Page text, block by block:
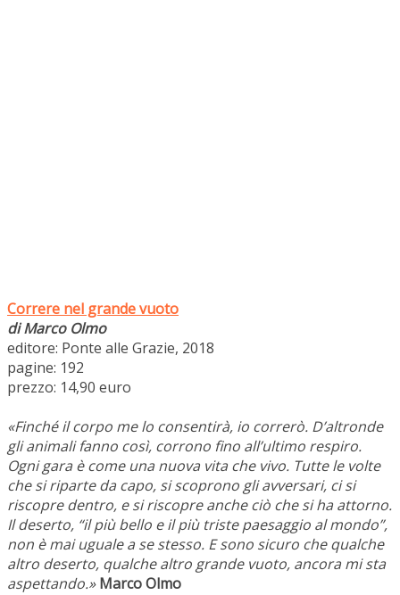
Correre nel grande vuoto
di Marco Olmo
editore: Ponte alle Grazie, 2018
pagine: 192
prezzo: 14,90 euro
«Finché il corpo me lo consentirà, io correrò. D’altronde
gli animali fanno così, corrono fino all’ultimo respiro.
Ogni gara è come una nuova vita che vivo. Tutte le volte
che si riparte da capo, si scoprono gli avversari, ci si
riscopre dentro, e si riscopre anche ciò che si ha attorno.
Il deserto, “il più bello e il più triste paesaggio al mondo”,
non è mai uguale a se stesso. E sono sicuro che qualche
altro deserto, qualche altro grande vuoto, ancora mi sta
aspettando.»Marco Olmo